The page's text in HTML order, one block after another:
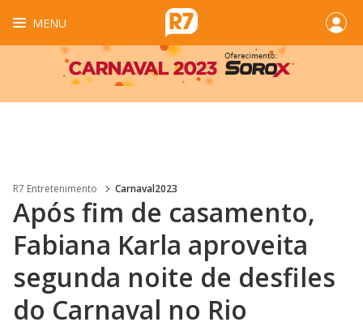
MENU
R7 Entretenimento Carnaval2023
Após fim de casamento,
Fabiana Karla aproveita
segunda noite de desfiles
do Carnaval no Rio